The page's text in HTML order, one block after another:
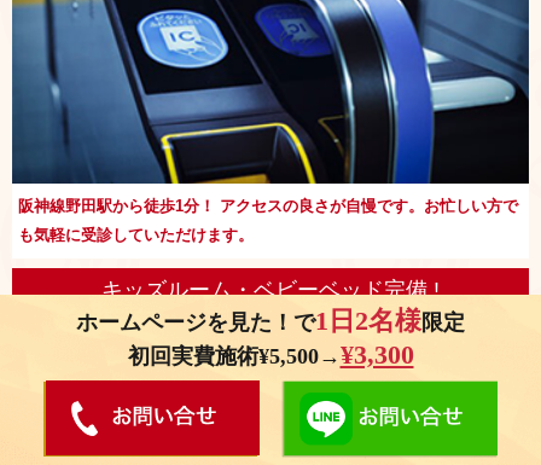
阪神線野田駅から徒歩1分！ アクセスの良さが自慢です。お忙しい方で
も気軽に受診していただけます。
キッズルーム・ベビーベッド完備 !
ホームページを見た！で1日2名様限定
初回実費施術¥5,500→¥3,300